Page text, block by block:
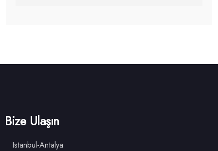
Bize Ulaşın
Istanbul-Antalya